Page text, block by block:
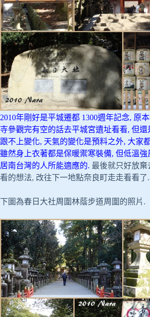
2010年剛好是平城遷都 1300週年記念, 原
寺參觀完有空的話去平城宮遺址看看, 但還
跟不上變化, 天氣的變化是預料之外, 大家
雖然身上衣著都是保暖禦寒裝備, 但低溫
居南台灣的人所能適應的. 最後就只好放
看的想法, 改往下一地點奈良町走走看看了.
下圖為春日大社周圍林蔭步道周圍的照片.